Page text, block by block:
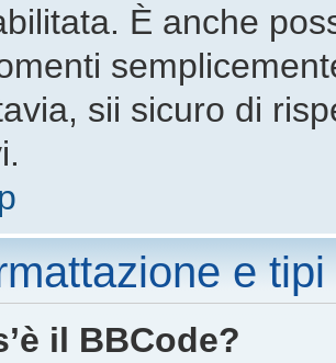
È anche
sii sicuro di
e
il BBCode?